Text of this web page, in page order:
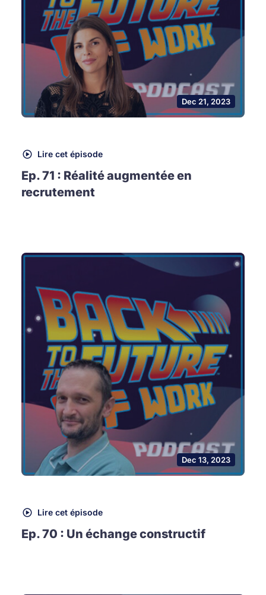
Dec 21, 2023
Lire cet épisode
Ep. 71 : Réalité augmentée en
recrutement
Dec 13, 2023
Lire cet épisode
Ep. 70 : Un échange constructif